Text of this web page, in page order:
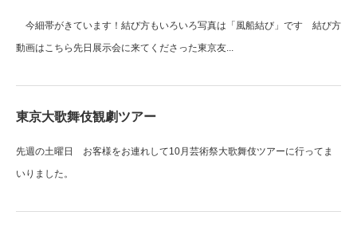
今細帯がきています！結び方もいろいろ写真は「風船結び」です 結び方
動画はこちら先日展示会に来てくださった東京友...
東京大歌舞伎観劇ツアー
先週の土曜日 お客様をお連れして10月芸術祭大歌舞伎ツアーに行ってま
いりました。